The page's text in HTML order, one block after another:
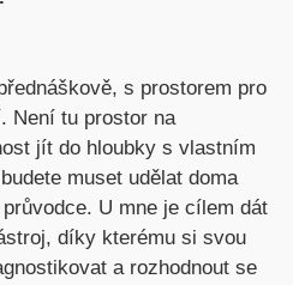
s prostorem pro
Není tu prostor na
jít do hloubky s vlastním
muset udělat doma
U mne je cílem dát
díky kterému si svou
a rozhodnout se